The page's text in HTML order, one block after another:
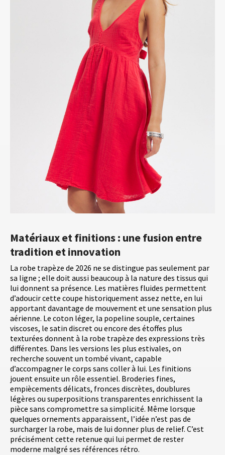
Matériaux et finitions : une fusion entre
tradition et innovation
La robe trapèze de 2026 ne se distingue pas seulement par
sa ligne ; elle doit aussi beaucoup à la nature des tissus qui
lui donnent sa présence. Les matières fluides permettent
d’adoucir cette coupe historiquement assez nette, en lui
apportant davantage de mouvement et une sensation plus
aérienne. Le coton léger, la popeline souple, certaines
viscoses, le satin discret ou encore des étoffes plus
texturées donnent à la robe trapèze des expressions très
différentes. Dans les versions les plus estivales, on
recherche souvent un tombé vivant, capable
d’accompagner le corps sans coller à lui. Les finitions
jouent ensuite un rôle essentiel. Broderies fines,
empiècements délicats, fronces discrètes, doublures
légères ou superpositions transparentes enrichissent la
pièce sans compromettre sa simplicité. Même lorsque
quelques ornements apparaissent, l’idée n’est pas de
surcharger la robe, mais de lui donner plus de relief. C’est
précisément cette retenue qui lui permet de rester
moderne malgré ses références rétro.